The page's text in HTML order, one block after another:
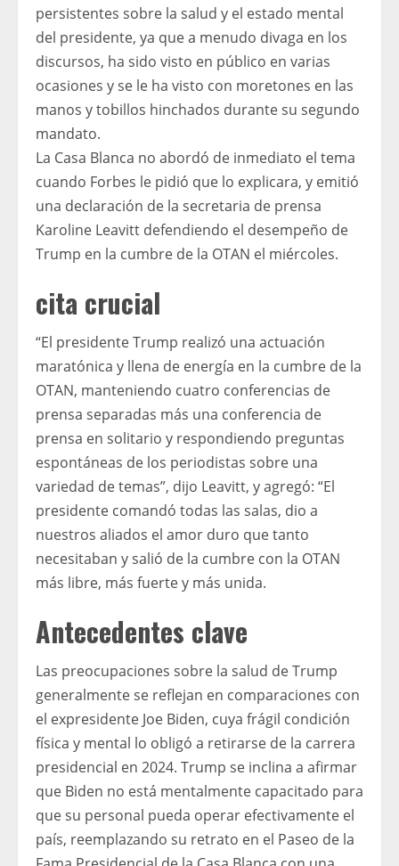
persistentes sobre la salud y el estado mental
del presidente, ya que a menudo divaga en los
discursos, ha sido visto en público en varias
ocasiones y se le ha visto con moretones en las
manos y tobillos hinchados durante su segundo
mandato.
La Casa Blanca no abordó de inmediato el tema
cuando Forbes le pidió que lo explicara, y emitió
una declaración de la secretaria de prensa
Karoline Leavitt defendiendo el desempeño de
Trump en la cumbre de la OTAN el miércoles.
cita crucial
“El presidente Trump realizó una actuación
maratónica y llena de energía en la cumbre de la
OTAN, manteniendo cuatro conferencias de
prensa separadas más una conferencia de
prensa en solitario y respondiendo preguntas
espontáneas de los periodistas sobre una
variedad de temas”, dijo Leavitt, y agregó: “El
presidente comandó todas las salas, dio a
nuestros aliados el amor duro que tanto
necesitaban y salió de la cumbre con la OTAN
más libre, más fuerte y más unida.
Antecedentes clave
Las preocupaciones sobre la salud de Trump
generalmente se reflejan en comparaciones con
el expresidente Joe Biden, cuya frágil condición
física y mental lo obligó a retirarse de la carrera
presidencial en 2024. Trump se inclina a afirmar
que Biden no está mentalmente capacitado para
que su personal pueda operar efectivamente el
país, reemplazando su retrato en el Paseo de la